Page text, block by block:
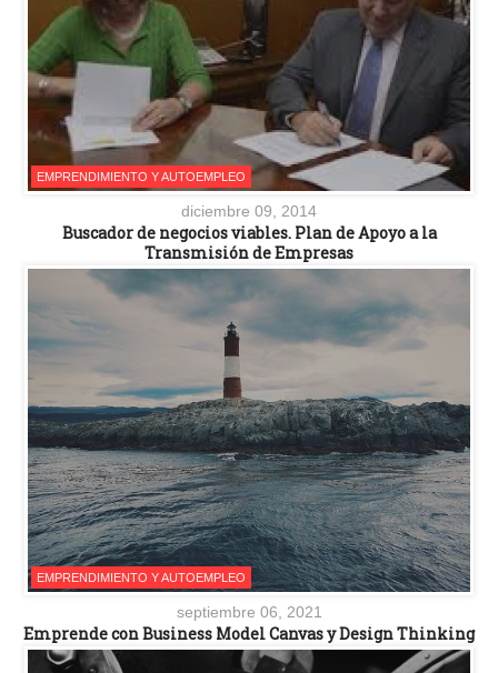
EMPRENDIMIENTO Y AUTOEMPLEO
diciembre 09, 2014
Buscador de negocios viables. Plan de Apoyo a la
Transmisión de Empresas
EMPRENDIMIENTO Y AUTOEMPLEO
septiembre 06, 2021
Emprende con Business Model Canvas y Design Thinking